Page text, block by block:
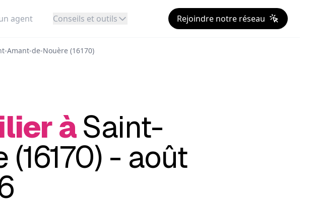
agent Conseils et outils Rejoindre notre réseau
Amant-de-Nouère (16170)
àSaint-
- août